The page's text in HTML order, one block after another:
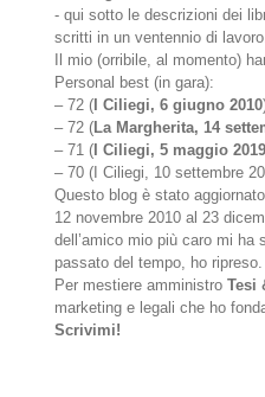
- qui sotto le descrizioni dei
scritti in un ventennio di
Il mio (orribile, al momento)
Personal best (in gara):
– 72 ( I Ciliegi, 6 giugno 2010
– 72 (La Margherita, 14
– 71 ( I Ciliegi, 5 maggio
– 70 (I Ciliegi, 10 settembre
Questo blog è stato
12 novembre 2010 al 23
dell’amico mio più caro mi ha
passato del tempo, ho ripreso.
Per mestiere amministroTesi
marketing e legali che ho
Scrivimi!